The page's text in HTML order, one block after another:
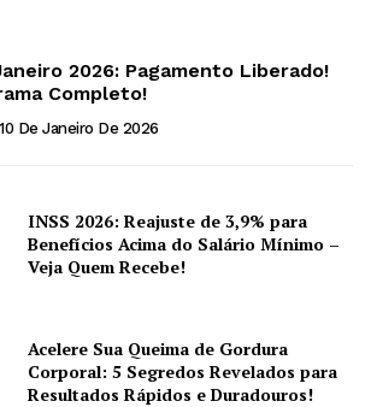
2026: Pagamento Liberado!
Completo!
10 De Janeiro De 2026
INSS 2026: Reajuste de 3,9% para
Benefícios Acima do Salário Mínimo –
Veja Quem Recebe!
Acelere Sua Queima de Gordura
Corporal: 5 Segredos Revelados para
Resultados Rápidos e Duradouros!